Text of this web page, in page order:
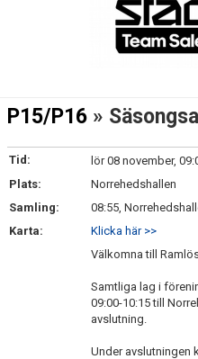
P15/P16 »
Tid:
lör 08 november,
Plats:
Norrehedshallen
Samling:
08:55,
Karta:
Klicka här >>
Välkomna till
Samtliga lag i
09:00-10:15 till
avslutning.
Under avslutningen